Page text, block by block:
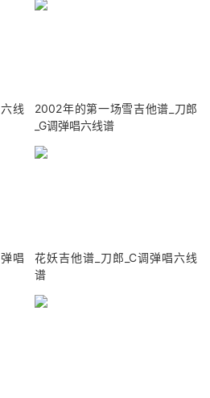
线
2002年的第一场雪吉他谱_刀郎
_G调弹唱六线谱
唱
花妖吉他谱_刀郎_C调弹唱六线
谱